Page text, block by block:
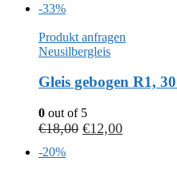
-33%
Produkt anfragen
Neusilbergleis
Gleis gebogen R1,
0 out of 5
€18,00 €12,00
-20%